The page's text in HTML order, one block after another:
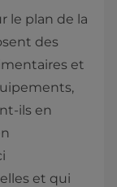
le plan de la
des
et
ils en
et qui